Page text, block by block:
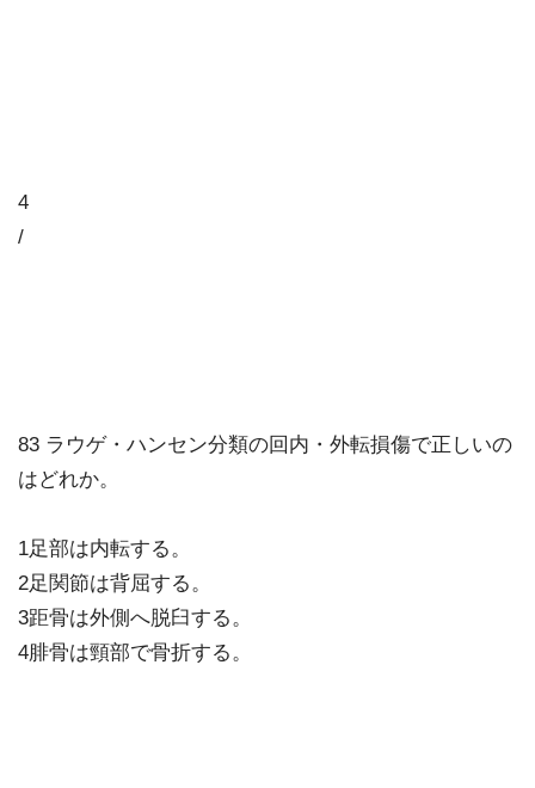
4
/
83 ラウゲ・ハンセン分類の回内・外転損傷で正しいの
はどれか。
1足部は内転する。
2足関節は背屈する。
3距骨は外側へ脱臼する。
4腓骨は頸部で骨折する。